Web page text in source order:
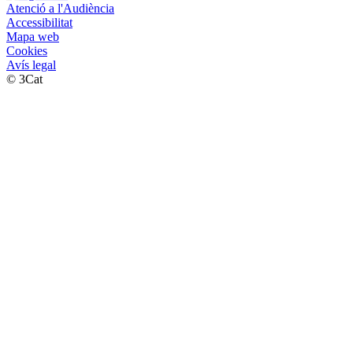
Atenció a l'Audiència
Accessibilitat
Mapa web
Cookies
Avís legal
© 3Cat